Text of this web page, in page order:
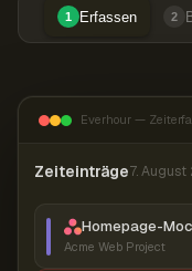
1 Erfassen 2
Everhour —
Zeiteinträge7.
Homepage-
Acme Web Project